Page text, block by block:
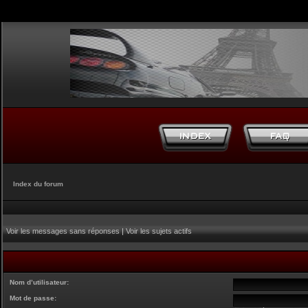
Index du forum
Voir les messages sans réponses|Voir les sujets actifs
Nom d’utilisateur:
Mot de passe: